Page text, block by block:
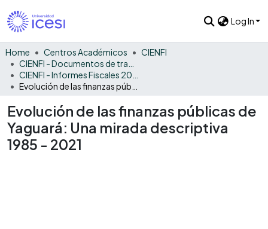
Log In
Home Centros Académicos
CIENFI
Evolución de las finanzas públicas de
Yaguará: Una mirada descriptiva
1985 - 2021